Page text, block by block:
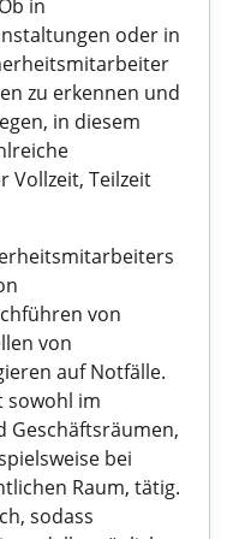
in
oder in
zu erkennen und
in diesem
Vollzeit, Teilzeit
von
von
auf Notfälle.
sowohl im
Geschäftsräumen,
bei
Raum, tätig.
sodass